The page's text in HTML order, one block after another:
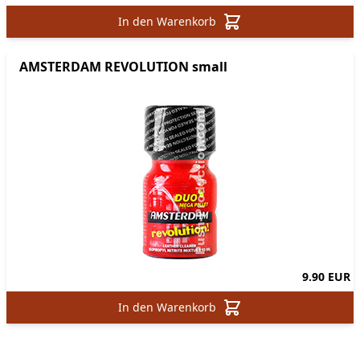
In den Warenkorb
AMSTERDAM REVOLUTION small
9.90 EUR
In den Warenkorb